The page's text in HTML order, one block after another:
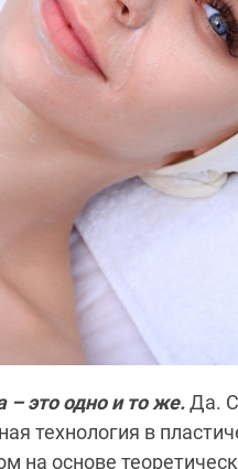
– это одно и то же.Да.
технология в
на основе